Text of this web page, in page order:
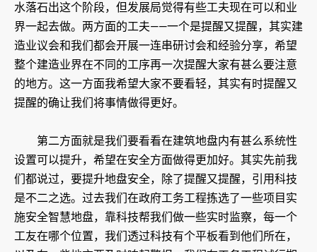
水落石出这个阶段，但发展局觉得有些工夫现在可以和业
界一起去做。两方面的工夫——一个是提醒又提醒，其实建
造业议会和我们都会开展一连串研讨会和经验分享，希望
整个建造业界在不同的工序再一次提醒大家有甚么要注意
的地方。这一方面我希望大家不要看轻，其实有时提醒又
提醒的确让我们将事情做得更好。
第二方面就是我们要看看在建筑地盘内有甚么系统性
设置可以提升，希望在安全方面做得更加好。其实先前我
们都说过，要提升地盘安全，除了提醒又提醒，引用科技
是不二之选。过去我们在政府工务工程拣选了一些项目实
施安全智慧地盘，靠科技帮我们做一些实时监察，每一个
工友在哪个位置，我们透过科技有个平板看到他们所在，